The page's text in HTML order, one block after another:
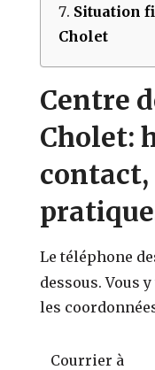
Situation
Cholet
Centre
Cholet:
Le téléphone
dessous. Vous
les
Courrier à